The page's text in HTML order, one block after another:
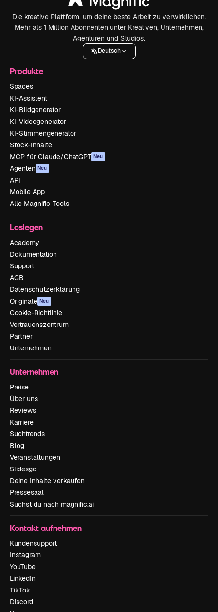
Die kreative Plattform, um deine beste Arbeit zu verwirklichen.
Mehr als 1 Million Abonnenten unter Kreativen, Unternehmen,
Agenturen und Studios.
Deutsch
Produkte
Spaces
KI-Assistent
KI-Bildgenerator
KI-Videogenerator
KI-Stimmengenerator
Stock-Inhalte
MCP für Claude/ChatGPT Neu
Agenten Neu
API
Mobile App
Alle Magnific-Tools
Loslegen
Academy
Dokumentation
Support
AGB
Datenschutzerklärung
Originale Neu
Cookie-Richtlinie
Vertrauenszentrum
Partner
Unternehmen
Unternehmen
Preise
Über uns
Reviews
Karriere
Suchtrends
Blog
Veranstaltungen
Slidesgo
Deine Inhalte verkaufen
Pressesaal
Suchst du nach magnific.ai
Kontakt aufnehmen
Kundensupport
Instagram
YouTube
LinkedIn
TikTok
Discord